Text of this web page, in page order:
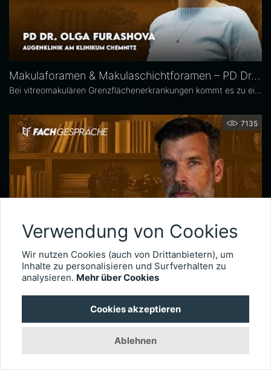
Makulaforamen & Makulaschichtforamen – PD Dr. Olga Furashova
7135
Verwendung von Cookies
Wir nutzen Cookies (auch von Drittanbietern), um
Inhalte zu personalisieren und Surfverhalten zu
analysieren. Mehr über Cookies
Cookies akzeptieren
Ablehnen